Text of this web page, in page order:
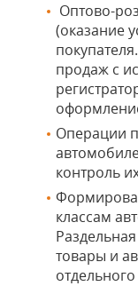
Оптово-
(оказание
продаж с
Операции
контроль
классам
товары и